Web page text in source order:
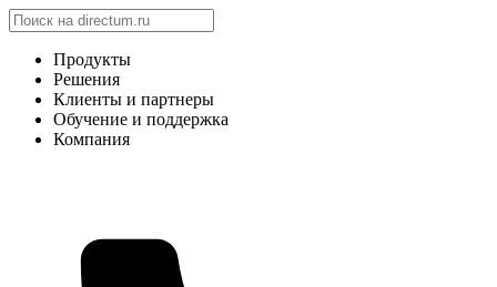
Продукты
Решения
Клиенты и партнеры
Обучение и поддержка
Компания